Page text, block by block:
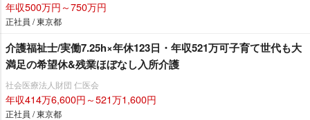
年収500万円～750万円
正社員 / 東京都
介護福祉士/実働7.25h×年休123日・年収521万可子育て世代も大
満足の希望休&残業ほぼなし入所介護
社会医療法人財団 仁医会
年収414万6,600円～521万1,600円
正社員 / 東京都